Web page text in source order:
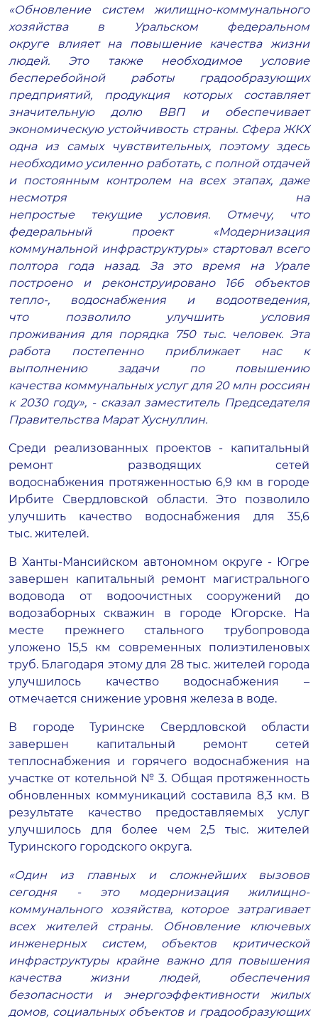
«Обновление систем жилищно-коммунального
хозяйства в Уральском федеральном
округе влияет на повышение качества жизни
людей. Это также необходимое условие
бесперебойной работы градообразующих
предприятий, продукция которых составляет
значительную долю ВВП и обеспечивает
экономическую устойчивость страны. Сфера ЖКХ
одна из самых чувствительных, поэтому здесь
необходимо усиленно работать, с полной отдачей
и постоянным контролем на всех этапах, даже
несмотря на
непростые текущие условия. Отмечу, что
федеральный проект «Модернизация
коммунальной инфраструктуры» стартовал всего
полтора года назад. За это время на Урале
построено и реконструировано 166 объектов
тепло-, водоснабжения и водоотведения,
что позволило улучшить условия
проживания для порядка 750 тыс. человек. Эта
работа постепенно приближает нас к
выполнению задачи по повышению
качества коммунальных услуг для 20 млн россиян
к 2030 году», - сказал заместитель Председателя
Правительства Марат Хуснуллин.
Среди реализованных проектов - капитальный
ремонт разводящих сетей
водоснабжения протяженностью 6,9 км в городе
Ирбите Свердловской области. Это позволило
улучшить качество водоснабжения для 35,6
тыс. жителей.
В Ханты-Мансийском автономном округе - Югре
завершен капитальный ремонт магистрального
водовода от водоочистных сооружений до
водозаборных скважин в городе Югорске. На
месте прежнего стального трубопровода
уложено 15,5 км современных полиэтиленовых
труб. Благодаря этому для 28 тыс. жителей города
улучшилось качество водоснабжения –
отмечается снижение уровня железа в воде.
В городе Туринске Свердловской области
завершен капитальный ремонт сетей
теплоснабжения и горячего водоснабжения на
участке от котельной № 3. Общая протяженность
обновленных коммуникаций составила 8,3 км. В
результате качество предоставляемых услуг
улучшилось для более чем 2,5 тыс. жителей
Туринского городского округа.
«Один из главных и сложнейших вызовов
сегодня
-это модернизация жилищно-
коммунального хозяйства, которое затрагивает
всех жителей страны. Обновление ключевых
инженерных систем, объектов критической
инфраструктуры крайне важно для повышения
качества жизни людей, обеспечения
безопасности и энергоэффективностижилых
домов, социальных объектов и градообразующих